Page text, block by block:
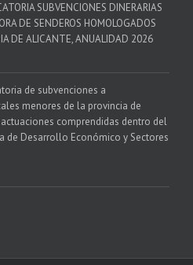
SUBVENCIONES DINERARIAS
DE SENDEROS HOMOLOGADOS
DE ALICANTE, ANUALIDAD 2026
de subvenciones a
menores de la provincia de
comprendidas dentro del
de Desarrollo Económico y Sectores